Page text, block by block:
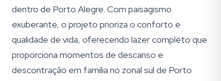
dentro de Porto Alegre. Com paisagismo
exuberante, o projeto prioriza o conforto e
qualidade de vida, oferecendo lazer completo que
proporciona momentos de descanso e
descontração em família no zonal sul de Porto